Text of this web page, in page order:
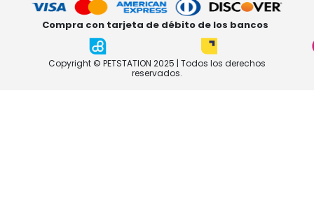
Compra con tarjeta de débito de los bancos
Copyright © PETSTATION 2025 | Todos los derechos
reservados.